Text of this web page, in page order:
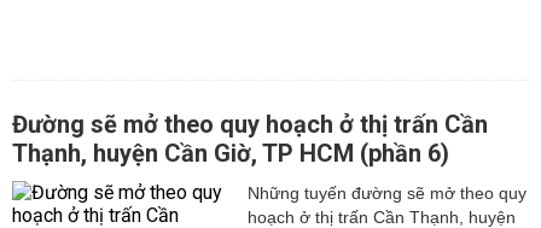
Đường sẽ mở theo quy hoạch ở thị trấn Cần
Thạnh, huyện Cần Giờ, TP HCM (phần 6)
Những tuyến đường sẽ mở theo quy
hoạch ở thị trấn Cần Thạnh, huyện